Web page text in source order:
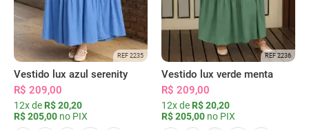
REF 2235
Vestido lux azul serenity
R$ 209,00
12x de R$ 20,20
R$ 205,00 no PIX
REF 2236
Vestido lux verde menta
R$ 209,00
12x de R$ 20,20
R$ 205,00 no PIX